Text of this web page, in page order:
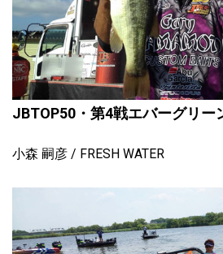
JBTOP50・第4戦エバーグリー
小森 嗣彦 FRESH WATER